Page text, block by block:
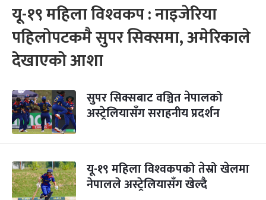
यू-१९ महिला विश्‍वकप : नाइजेरिया
पहिलोपटकमै सुपर सिक्समा, अमेरिकाले
देखाएको आशा
सुपर सिक्सबाट वञ्चित नेपालको
अस्ट्रेलियासँग सराहनीय प्रदर्शन
यू-१९ महिला विश्‍वकपको तेस्रो खेलमा
नेपालले अस्ट्रेलियासँग खेल्दै